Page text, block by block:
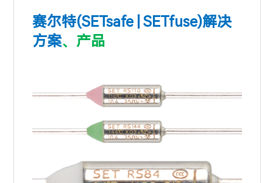
赛尔特(SETsafe | SETfuse)解决
方案、产品